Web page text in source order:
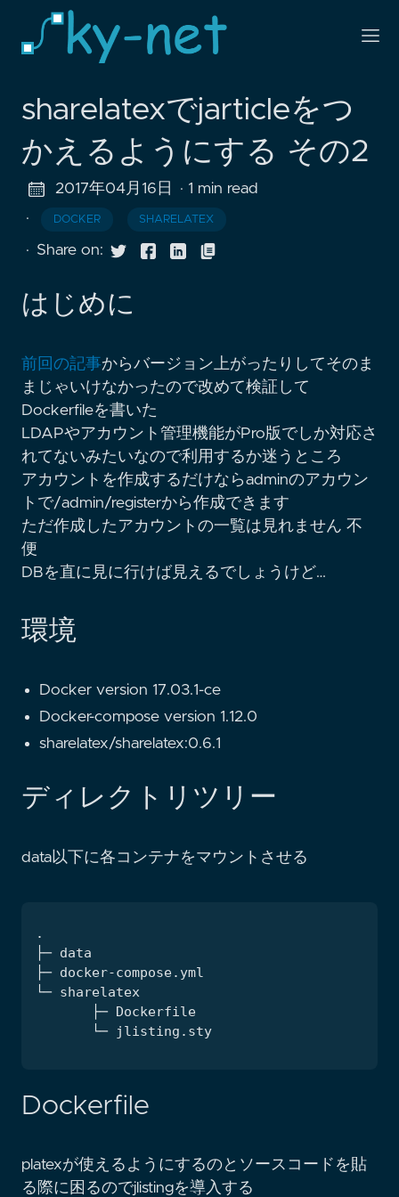
sharelatexでjarticleをつ
かえるようにする その2
2017年04月16日
· 1 min read
·
DOCKER SHARELATEX
· Share on:
はじめに
前回の記事からバージョン上がったりしてそのま
まじゃいけなかったので改めて検証して
Dockerfileを書いた
LDAPやアカウント管理機能がPro版でしか対応さ
れてないみたいなので利用するか迷うところ
アカウントを作成するだけならadminのアカウン
トで/admin/registerから作成できます
ただ作成したアカウントの一覧は見れません 不
便
DBを直に見に行けば見えるでしょうけど…
環境
Docker version 17.03.1-ce
Docker-compose version 1.12.0
sharelatex/sharelatex:0.6.1
ディレクトリツリー
data以下に各コンテナをマウントさせる
Dockerfile
platexが使えるようにするのとソースコードを貼
る際に困るのでjlistingを導入する